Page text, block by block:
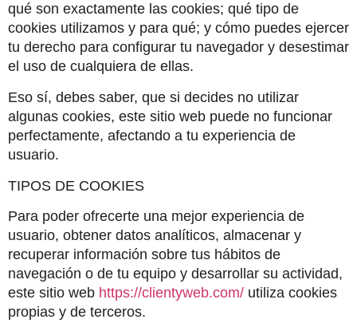
qué son exactamente las cookies; qué tipo de
cookies utilizamos y para qué; y cómo puedes ejercer
tu derecho para configurar tu navegador y desestimar
el uso de cualquiera de ellas.
Eso sí, debes saber, que si decides no utilizar
algunas cookies, este sitio web puede no funcionar
perfectamente, afectando a tu experiencia de
usuario.
TIPOS DE COOKIES
Para poder ofrecerte una mejor experiencia de
usuario, obtener datos analíticos, almacenar y
recuperar información sobre tus hábitos de
navegación o de tu equipo y desarrollar su actividad,
este sitio web https://clientyweb.com/ utiliza cookies
propias y de terceros.